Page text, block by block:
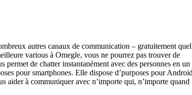
autres canaux de communication – gratuitement quel
various à Omegle, vous ne pourrez pas trouver de
de chatter instantanément avec des personnes en un
pour smartphones. Elle dispose d’purposes pour Android
aider à communiquer avec n’importe qui, n’importe quand